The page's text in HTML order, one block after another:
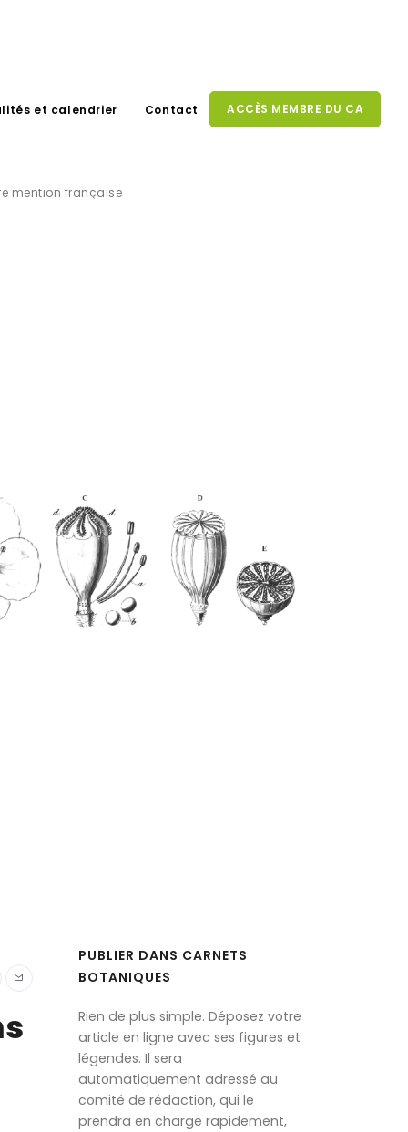
et calendrier Contact ACCÈS MEMBRE DU CA
mention française
PUBLIER DANS CARNETS
BOTANIQUES
Rien de plus simple. Déposez votre
article en ligne avec ses figures et
légendes. Il sera
automatiquement adressé au
comité de rédaction, qui le
prendra en charge rapidement,